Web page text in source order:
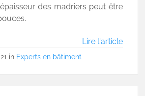
des madriers peut être
Lire l'article
in Experts en bâtiment